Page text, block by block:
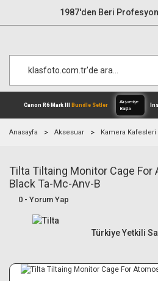
1987'den Beri
Canon R6 Mark IIIBundle
Anasayfa Aksesuar Kamera Kafesleri
Tilta Tiltaing Monitor Cage For
Black Ta-Mc-Anv-B
0 - Yorum Yap
Türkiye Yetkili